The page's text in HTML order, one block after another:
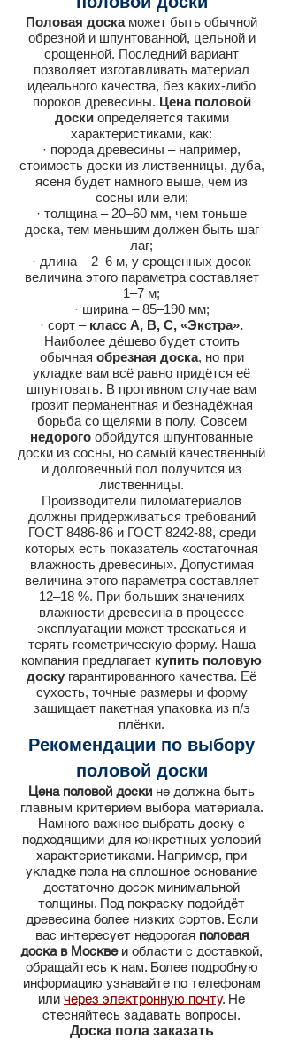
Половая доскаможет быть обычной
обрезной и шпунтованной, цельной и
срощенной. Последний вариант
позволяет изготавливать материал
идеального качества, без каких-либо
пороков древесины. Цена половой
доскиопределяется такими
характеристиками, как:
· порода древесины – например,
стоимость доски из лиственницы, дуба,
ясеня будет намного выше, чем из
сосны или ели;
· толщина – 20‒60 мм, чем тоньше
доска, тем меньшим должен быть шаг
лаг;
· длина – 2‒6 м, у срощенных досок
величина этого параметра составляет
1‒7 м;
· ширина – 85‒190 мм;
· сорт – класс А, В, С, «Экстра».
Наиболее дёшево будет стоить
обычная обрезная доска, но при
укладке вам всё равно придётся её
шпунтовать. В противном случае вам
грозит перманентная и безнадёжная
борьба со щелями в полу. Совсем
недорого обойдутся шпунтованные
доски из сосны, но самый качественный
и долговечный пол получится из
лиственницы.
Производители пиломатериалов
должны придерживаться требований
ГОСТ 8486-86 и ГОСТ 8242-88, среди
которых есть показатель «остаточная
влажность древесины». Допустимая
величина этого параметра составляет
12‒18 %. При больших значениях
влажности древесина в процессе
эксплуатации может трескаться и
терять геометрическую форму. Наша
компания предлагает купить половую
доску гарантированного качества. Её
сухость, точные размеры и форму
защищает пакетная упаковка из п/э
плёнки.
Рекомендации по выбору
половой доски
Цена половой доски не должна быть
главным критерием выбора материала.
Намного важнее выбрать доску с
подходящими для конкретных условий
характеристиками. Например, при
укладке пола на сплошное основание
достаточно досок минимальной
толщины. Под покраску подойдёт
древесина более низких сортов. Если
вас интересует недорогая половая
доска в Москвеи области с доставкой,
обращайтесь к нам. Более подробную
информацию узнавайте по телефонам
или через электронную почту. Не
стесняйтесь задавать вопросы.
Доска пола заказать